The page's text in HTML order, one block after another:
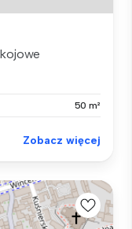
50 m²
Zobacz więcej